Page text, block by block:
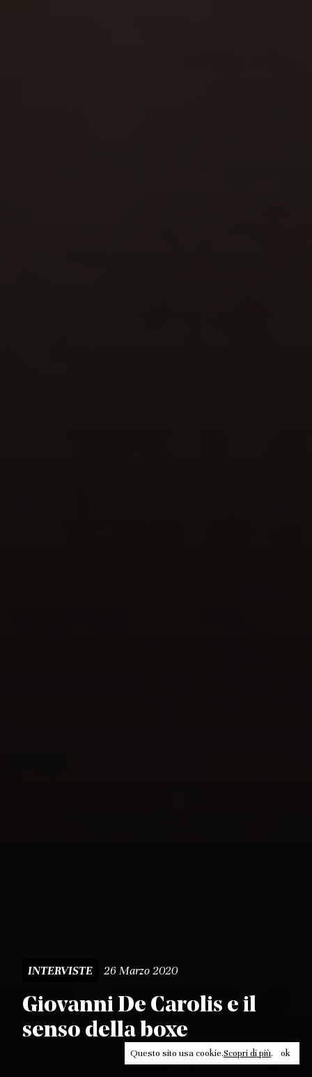
INTERVISTE 26 Marzo 2020
Giovanni De Carolis e il
senso della boxe
Questo sito usa cookie.Scopri di più. ok